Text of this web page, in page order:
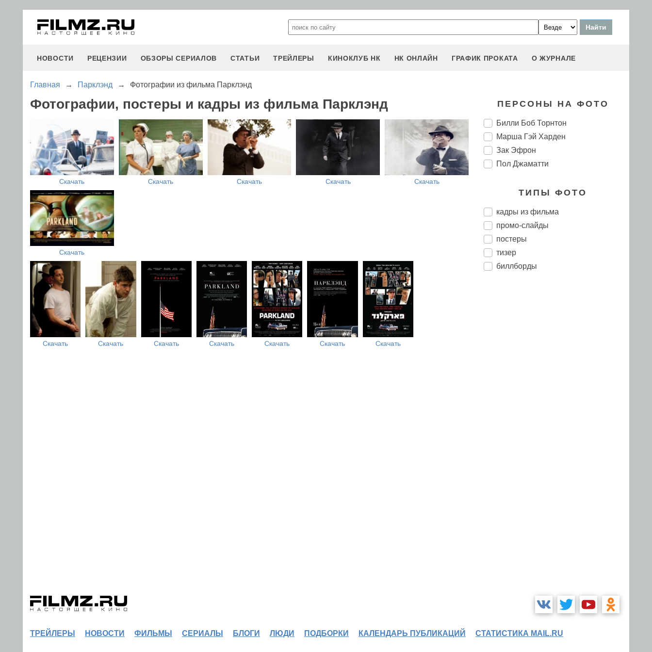
НОВОСТИ РЕЦЕНЗИИ ОБЗОРЫ СЕРИАЛОВ СТАТЬИ ТРЕЙЛЕРЫ КИНОКЛУБ НК НК ОНЛАЙН ГРАФИК ПРОКАТА О ЖУРНАЛЕ
Главная → Парклэнд → Фотографии из фильма Парклэнд
Фотографии, постеры и кадры из фильма Парклэнд
Скачать Скачать Скачать Скачать Скачать
Скачать
Скачать Скачать Скачать Скачать Скачать Скачать Скачать
ПЕРСОНЫ НА ФОТО
Билли Боб Торнтон
Марша Гэй Харден
Зак Эфрон
Пол Джаматти
ТИПЫ ФОТО
кадры из фильма
промо-слайды
постеры
тизер
биллборды
ТРЕЙЛЕРЫ НОВОСТИ ФИЛЬМЫ СЕРИАЛЫ БЛОГИ ЛЮДИ ПОДБОРКИ КАЛЕНДАРЬ ПУБЛИКАЦИЙ СТАТИСТИКА MAIL.RU